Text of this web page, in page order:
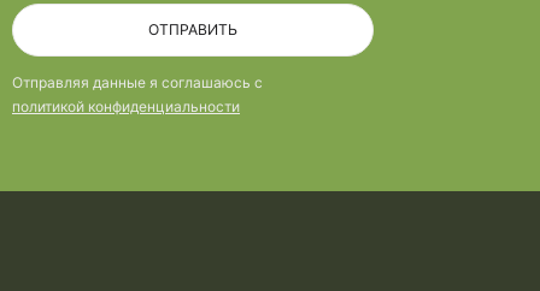
ОТПРАВИТЬ
Отправляя данные я соглашаюсь с
политикой конфиденциальности